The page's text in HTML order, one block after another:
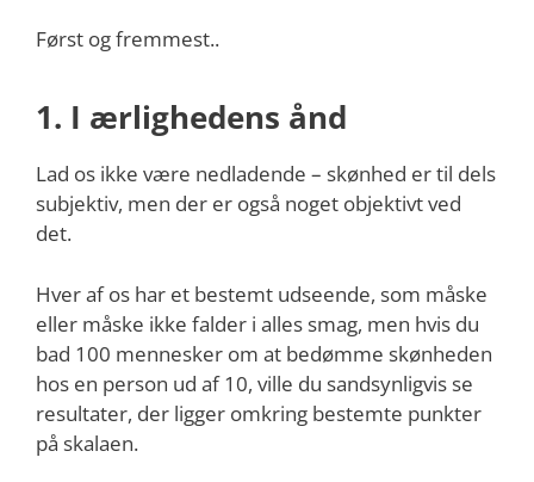
Først og fremmest..
1. I ærlighedens ånd
Lad os ikke være nedladende – skønhed er til dels
subjektiv, men der er også noget objektivt ved
det.
Hver af os har et bestemt udseende, som måske
eller måske ikke falder i alles smag, men hvis du
bad 100 mennesker om at bedømme skønheden
hos en person ud af 10, ville du sandsynligvis se
resultater, der ligger omkring bestemte punkter
på skalaen.